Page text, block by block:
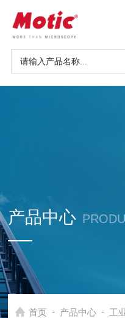
产品中心
首页 - 产品中心 - 工